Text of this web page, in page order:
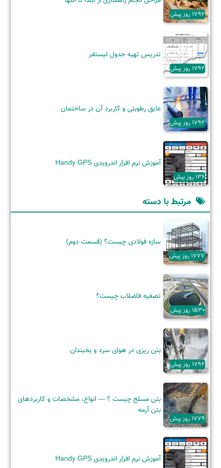
1792 روز پیش
1792 روز پیش
تدریس تهیه جدول لیستفر
1792 روز پیش
عایق رطوبتی و کاربرد آن‌ در ساختمان
136 روز پیش
آموزش نرم افزار اندرویدی Handy GPS
مرتبط با دسته
1777 روز پیش
سازه فولادی چیست؟ (قسمت دوم)
1530 روز پیش
تصفیه فاضلاب چیست؟
1792 روز پیش
بتن ریزی در هوای سرد و یخبندان
1779 روز پیش
بتن مسلح چیست ؟ — انواع، مشخصات و کاربردهای
بتن آرمه
آموزش نرم افزار اندرویدی Handy GPS